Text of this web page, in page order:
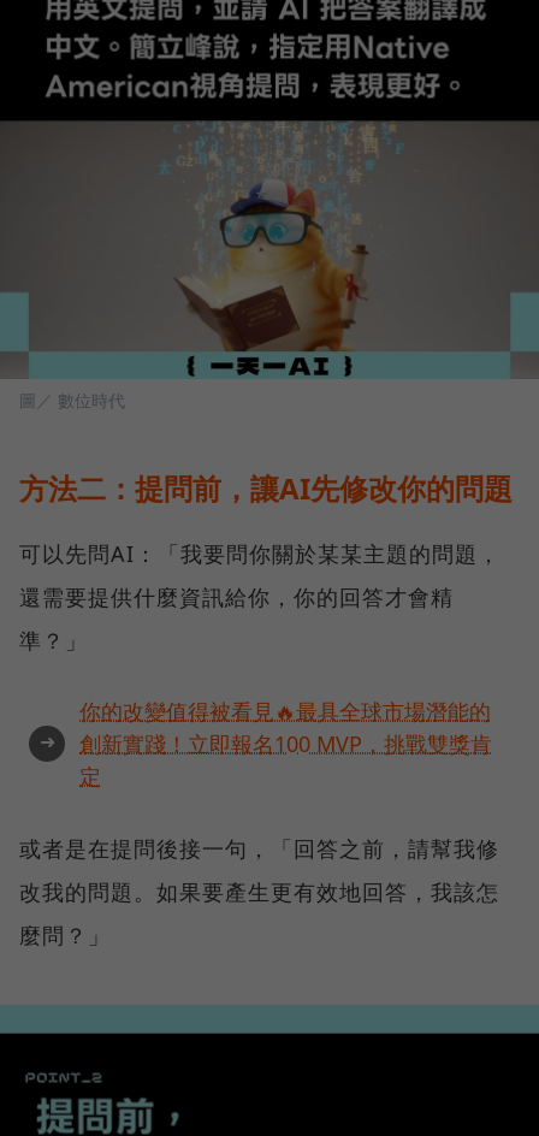
圖／ 數位時代
方法二：提問前，讓AI先修改你的問題
可以先問AI：「我要問你關於某某主題的問題，
還需要提供什麼資訊給你，你的回答才會精
準？」
➜
你的改變值得被看見🔥最具全球市場潛能的
創新實踐！立即報名100 MVP，挑戰雙獎肯
定
或者是在提問後接一句，「回答之前，請幫我修
改我的問題。如果要產生更有效地回答，我該怎
麼問？」